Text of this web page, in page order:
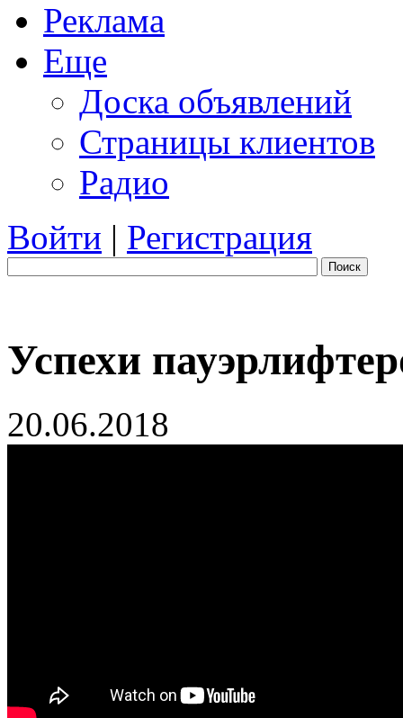
Реклама
Еще
Доска объявлений
Страницы клиентов
Радио
Войти | Регистрация
Поиск
Успехи
20.06.2018